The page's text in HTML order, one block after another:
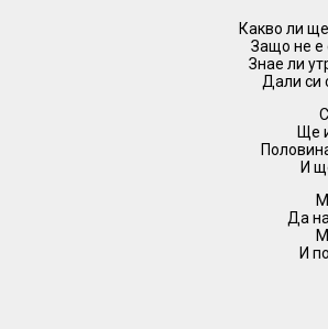
Какво ли
Защо не е
Знае ли
Дали си
Ще
И
Да
И